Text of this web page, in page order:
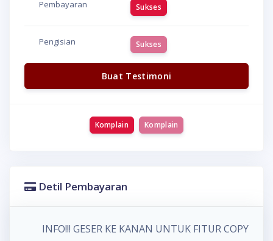
Pembayaran Sukses
Pengisian Sukses
Buat Testimoni
Komplain Komplain
Detil Pembayaran
INFO!!! GESER KE KANAN UNTUK FITUR COPY